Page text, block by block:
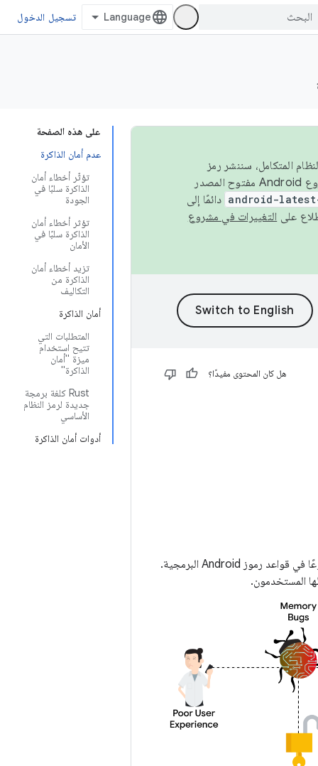
تسجيل الدخول
على هذه الصفحة
عدم أمان الذاكرة
تؤثّر أخطاء أمان
الذاكرة سلبًا في
الجودة
تؤثر أخطاء أمان
الذاكرة سلبًا في
الأمان
تزيد أخطاء أمان
الذاكرة من
التكاليف
أمان الذاكرة
المتطلبات التي
تتيح استخدام
ميزة "أمان
الذاكرة"
‫Rust كلغة برمجة
جديدة لرمز النظام
الأساسي
أدوات أمان الذاكرة
النظام المتكامل، سننشر رمز
المصدر في مشروع Android مفتوح المصدر (AOSP) في الربعَين الثاني والرابع. لبناء مشروع Android مفتوح المصدر
android- دائمًا إلى
التغييرات في مشروع
هل كان المحتوى مفيدًا؟
تُعدّ أخطاء أمان الذاكرة، أي الأخطاء في معالجة الذاكرة في لغات البرمجة الأصلية، المشكلة الأكثر شيوعًا في قواعد رموز Android البرمجية.
المستخدمون.